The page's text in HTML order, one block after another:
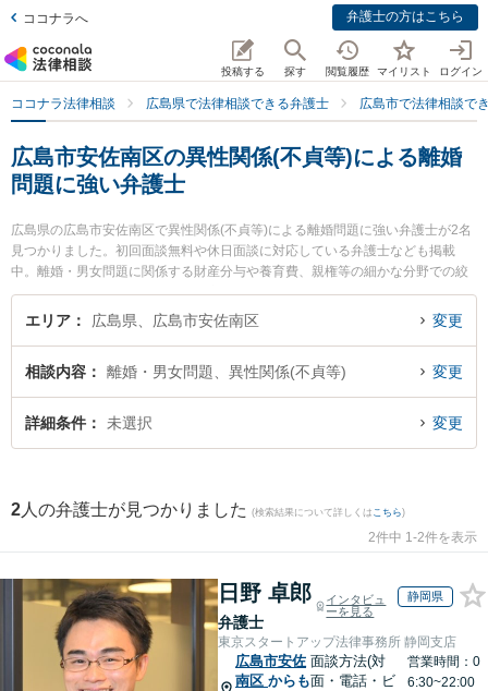
ココナラへ 弁護士の方はこちら
投稿する 探す 閲覧履歴 マイリスト ログイン
ココナラ法律相談 広島県で法律相談できる弁護士 広島市で法律相談で
広島市安佐南区の異性関係(不貞等)による離婚
問題に強い弁護士
広島県の広島市安佐南区で異性関係(不貞等)による離婚問題に強い弁護士が2名
見つかりました。初回面談無料や休日面談に対応している弁護士なども掲載
中。離婚・男女問題に関係する財産分与や養育費、親権等の細かな分野での絞
り込み検索もでき便利です。特に安佐合同法律事務所の大原 太軸弁護士や弁護
士法人山下江法律事務所 中筋オフィスの田中 伸弁護士のプロフィール情報や弁
い』『異性関係(不貞等)による離婚問題のトラブル解決の実績豊富な近くの弁護
士を検索したい』『初回相談無料で異性関係(不貞等)による離婚問題を法律相談
できる広島市安佐南区内の弁護士に相談予約したい』などでお困りの相談者さ
エリア 広島県、広島市安佐南区 変更
相談内容 離婚・男女問題、異性関係(不貞等) 変更
詳細条件 未選択 変更
2 人の弁護士が見つかりました (検索結果について詳しくは こちら)
2件中 1-2件を表示
日野 卓郎
弁護士
インタビュ
ーを見る
静岡県
東京スタートアップ法律事務所 静岡支店
広島市安佐
南区 からも
面談方法(対
面・電話・ビ
営業時間：0
6:30~22:00